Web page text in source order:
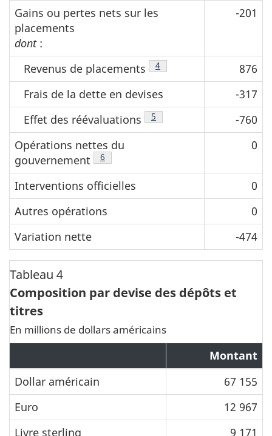
Gains ou pertes nets sur les
placements
dont :
-201
Revenus de placements Note de bas de page
4
876
Frais de la dette en devises
-317
Effet des réévaluations
Note de bas de page
5
-760
Opérations nettes du
gouvernement
Note de bas de page
6
0
Interventions officielles
0
Autres opérations
0
Variation nette
-474
Tableau 4
Composition par devise des dépôts et
titres
En millions de dollars américains
Montant
Dollar américain
67 155
Euro
12 967
Livre sterling
9 171